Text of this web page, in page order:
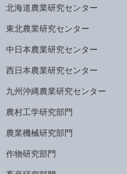
北海道農業研究センター
東北農業研究センター
中日本農業研究センター
西日本農業研究センター
九州沖縄農業研究センター
農村工学研究部門
農業機械研究部門
作物研究部門